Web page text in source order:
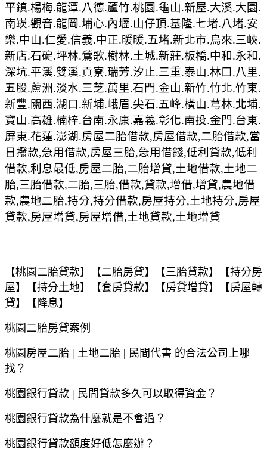
平鎮.楊梅.龍潭.八德.蘆竹.桃園.龜山.新屋.大溪.大園.
南崁.觀音.龍岡.埔心.內壢.山仔頂.基隆.七堵.八堵.安
樂.中山.仁愛.信義.中正.暖暖.五堵.新北市.烏來.三峽.
新店.石碇.坪林.鶯歌.樹林.土城.新莊.板橋.中和.永和.
深坑.平溪.雙溪.貢寮.瑞芳.汐止.三重.泰山.林口.八里.
五股.蘆洲.淡水.三芝.萬里.石門.金山.新竹.竹北.竹東.
新豐.關西.湖口.新埔.峨眉.尖石.五峰.橫山.芎林.北埔.
寶山.高雄.楠梓.台南.永康.嘉義.彰化.南投.金門.台東.
屏東.花蓮.澎湖.房屋二胎借款,房屋借款,二胎借款,當
日撥款,急用借款,房屋三胎,急用借錢,低利貸款,低利
借款,利息最低,房屋二胎,二胎增貸,土地借款,土地二
胎,三胎借款,二胎,三胎,借款,貸款,增借,增貸,農地借
款,農地二胎,持分,持分借款,房屋持分,土地持分,房屋
貸款,房屋增貸,房屋增借,土地貸款,土地增貸
【桃園 二胎貸款】【二胎房貸】【三胎貸款】【持分房
屋】【持分土地】【套房貸款】【房貸增貸】【房屋轉
貸】【降息】
桃園 二胎房貸案例
桃園 房屋二胎 | 土地二胎 | 民間代書 的合法公司上哪
找？
桃園銀行貸款 | 民間貸款多久可以取得資金？
桃園銀行貸款為什麼就是不會過？
桃園銀行貸款額度好低怎麼辦？